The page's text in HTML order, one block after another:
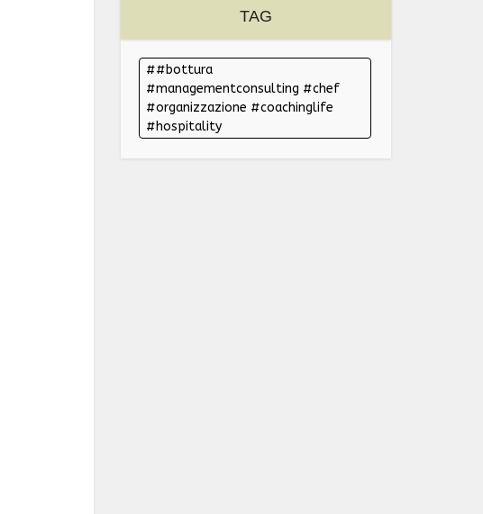
TAG
#bottura
#managementconsulting #chef
#organizzazione #coachinglife
#hospitality